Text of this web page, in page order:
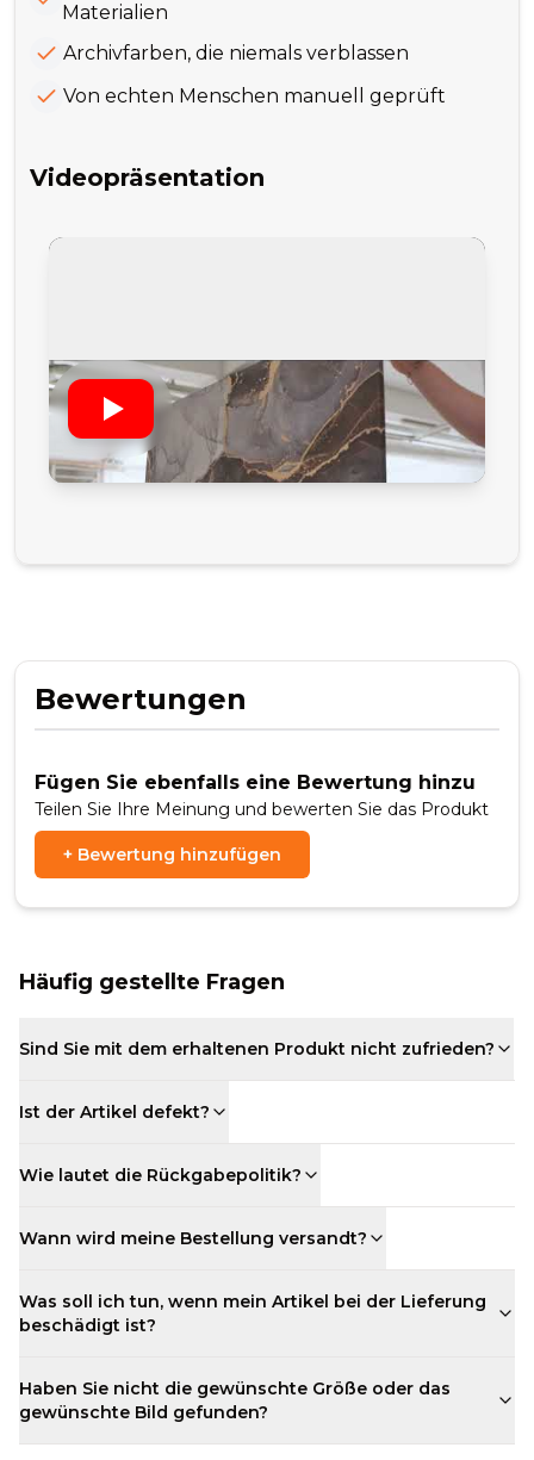
Materialien
Archivfarben, die niemals verblassen
Von echten Menschen manuell geprüft
Videopräsentation
Bewertungen
Fügen Sie ebenfalls eine Bewertung hinzu
Teilen Sie Ihre Meinung und bewerten Sie das Produkt
+ Bewertung hinzufügen
Häufig gestellte Fragen
Sind Sie mit dem erhaltenen Produkt nicht zufrieden?
Ist der Artikel defekt?
Wie lautet die Rückgabepolitik?
Wann wird meine Bestellung versandt?
Was soll ich tun, wenn mein Artikel bei der Lieferung
beschädigt ist?
Haben Sie nicht die gewünschte Größe oder das
gewünschte Bild gefunden?